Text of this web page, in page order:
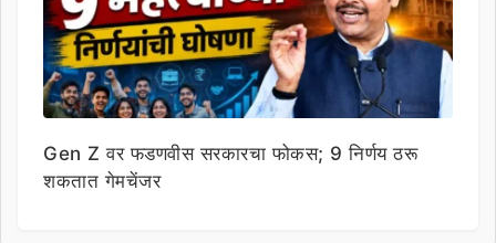
Gen Z वर फडणवीस सरकारचा फोकस; 9 निर्णय ठरू
शकतात गेमचेंजर